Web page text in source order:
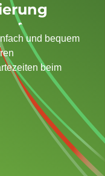
und bequem
beim